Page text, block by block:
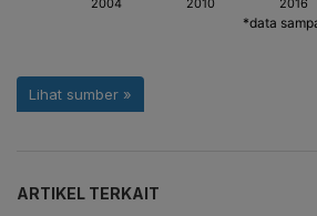
ARTIKEL TERKAIT